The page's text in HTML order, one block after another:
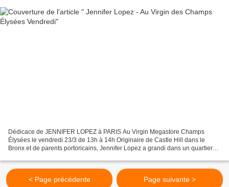
Dédicace de JENNIFER LOPEZ à PARIS Au Virgin Megastore Champs
Élysées le vendredi 23/3 de 13h à 14h Originaire de Castle Hill dans le
Bronx et de parents portoricains, Jennifer Lopez a grandi dans un quartier
< Page précédente Page suivante >